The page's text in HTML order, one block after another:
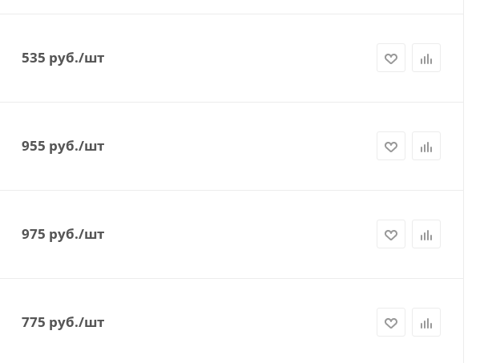
535 руб./шт
955 руб./шт
975 руб./шт
775 руб./шт